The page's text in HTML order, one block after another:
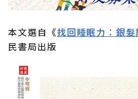
本文選自《找回睡眠力：銀
民書局出版